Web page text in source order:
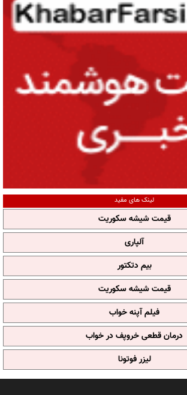
لینک های مفید
قیمت شیشه سکوریت
آلپاری
بیم دتکتور
قیمت شیشه سکوریت
فیلم آپنه خواب
درمان قطعی خروپف در خواب
لیزر فوتونا